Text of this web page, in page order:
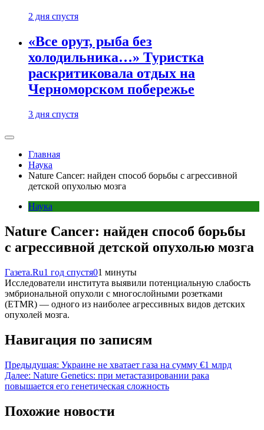
2 дня спустя
«Все орут, рыба без
холодильника…» Туристка
раскритиковала отдых на
Черноморском побережье
3 дня спустя
Главная
Наука
Nature Cancer: найден способ борьбы с агрессивной
детской опухолью мозга
Наука
Nature Cancer: найден способ борьбы
с агрессивной детской опухолью мозга
Газета.Ru1 год спустя01 минуты
Исследователи института выявили потенциальную слабость
эмбриональной опухоли с многослойными розетками
(ETMR) — одного из наиболее агрессивных видов детских
опухолей мозга.
Навигация по записям
Предыдущая: Украине не хватает газа на сумму €1 млрд
Далее: Nature Genetics: при метастазировании рака
повышается его генетическая сложность
Похожие новости